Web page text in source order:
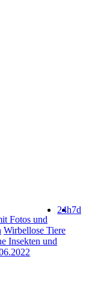
7d
24h
Fotos und
Wirbellose Tiere
Insekten und